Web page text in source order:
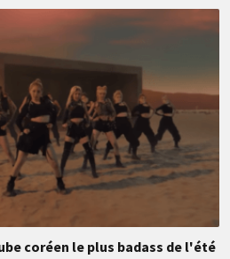
coréen le plus badass de l'été